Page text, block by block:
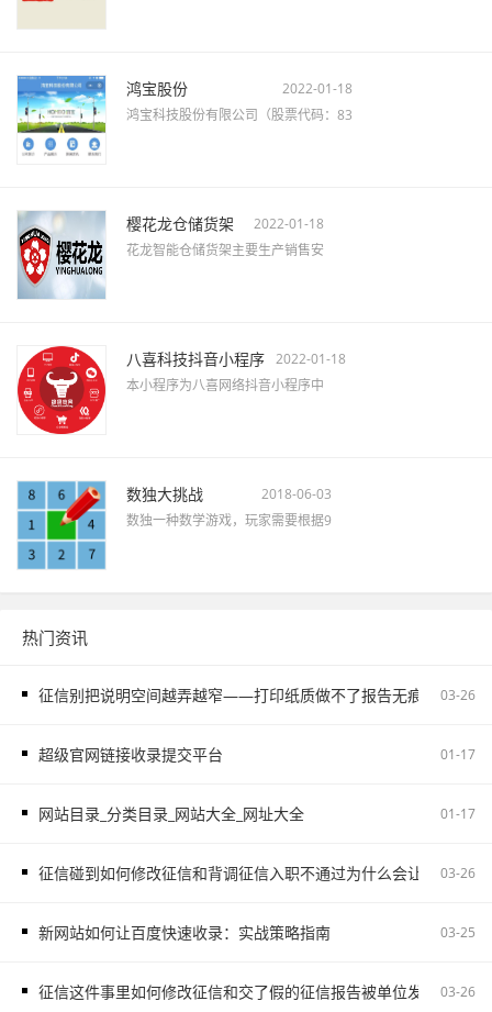
鸿宝股份
2022-01-18
鸿宝科技股份有限公司（股票代码：83
樱花龙仓储货架
2022-01-18
花龙智能仓储货架主要生产销售安
八喜科技抖音小程序 2022-01-18
本小程序为八喜网络抖音小程序中
数独大挑战
2018-06-03
数独一种数学游戏，玩家需要根据9
热门资讯
征信别把说明空间越弄越窄——打印纸质做不了报告无痕PS修改和
03-26
超级官网链接收录提交平台 01-17
网站目录_分类目录_网站大全_网址大全 01-17
征信碰到如何修改征信和背调征信入职不通过为什么会让自己更被
03-26
新网站如何让百度快速收录：实战策略指南 03-25
征信这件事里如何修改征信和交了假的征信报告被单位发现容易把
03-26